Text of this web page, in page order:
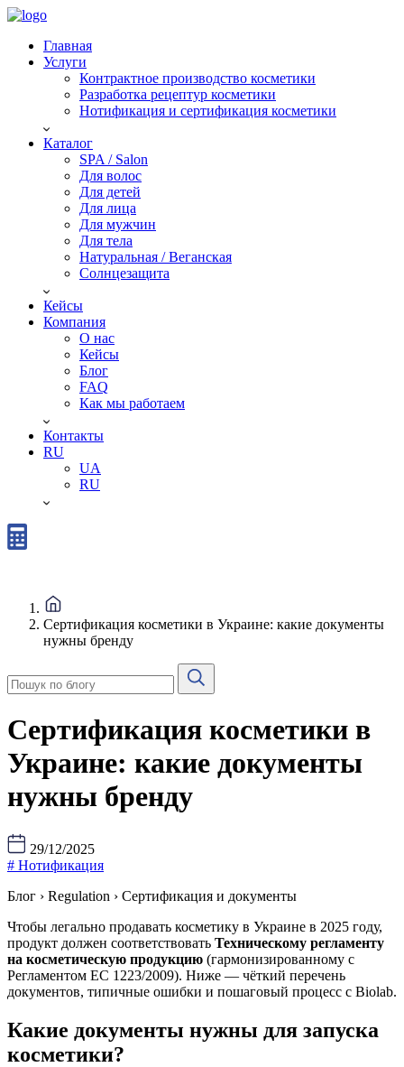
Главная
Услуги
Контрактное производство косметики
Разработка рецептур косметики
Нотификация и сертификация косметики
Каталог
SPA / Salon
Для волос
Для детей
Для лица
Для мужчин
Для тела
Натуральная / Веганская
Солнцезащита
Кейсы
Компания
О нас
Кейсы
Блог
FAQ
Как мы работаем
Контакты
RU
UA
RU
Сертификация косметики в Украине: какие документы
нужны бренду
Сертификация косметики в
Украине: какие документы
нужны бренду
29/12/2025
# Нотификация
Блог › Regulation › Сертификация и документы
Чтобы легально продавать косметику в Украине в 2025 году,
продукт должен соответствовать Техническому регламенту
на косметическую продукцию (гармонизированному с
Регламентом ЕС 1223/2009). Ниже — чёткий перечень
документов, типичные ошибки и пошаговый процесс с Biolab.
Какие документы нужны для запуска
косметики?